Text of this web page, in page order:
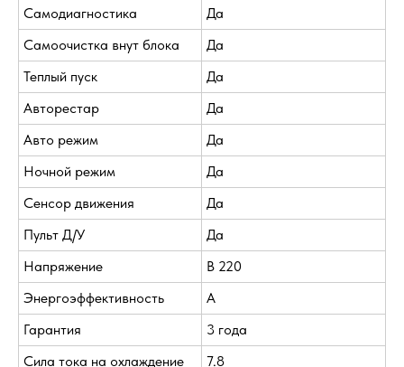
Самодиагностика
Да
Самоочистка внут блока
Да
Теплый пуск
Да
Авторестар
Да
Авто режим
Да
Ночной режим
Да
Сенсор движения
Да
Пульт Д/У
Да
Напряжение
В 220
Энергоэффективность
A
Гарантия
3 года
Сила тока на охлаждение
7.8